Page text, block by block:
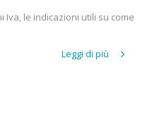
le indicazioni utili su come
Leggi di più